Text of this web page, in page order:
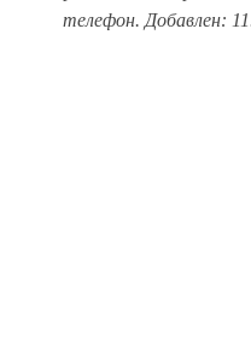
телефон. Добавлен: